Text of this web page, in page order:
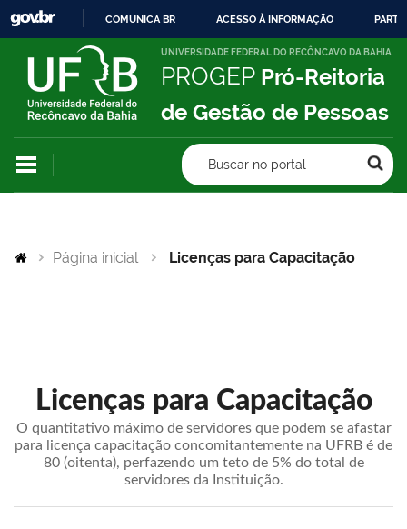
IR
PARA
CONTEÚDO
COMUNICA BR ACESSO À INFORMAÇÃO
UNIVERSIDADE FEDERAL DO RECÔNCAVO DA BAHIA
PROGEP Pró-Reitoria
de Gestão de Pessoas
Buscar no portal
Página inicial Licenças para Capacitação
Licenças para Capacitação
O quantitativo máximo de servidores que podem se afastar
para licença capacitação concomitantemente na UFRB é de
80 (oitenta), perfazendo um teto de 5% do total de
servidores da Instituição.